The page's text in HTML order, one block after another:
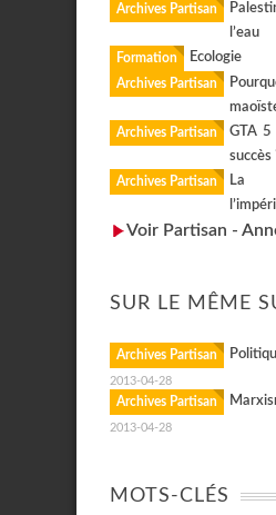
Archives Partisan
l’eau
Formation Ecologie
Archives Partisan
Archives Partisan
GTA 5
succès
Archives Partisan
La
Voir Partisan -
SUR LE MÊME
Archives Partisan
2013-04-28
Archives Partisan
2013-04-28
MOTS-CLÉS